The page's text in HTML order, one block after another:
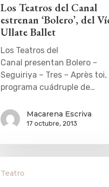
Los Teatros del Canal
estrenan ‘Bolero’, del
Ullate Ballet
Los Teatros del
Canal presentan Bolero –
Seguiriya – Tres – Après toi,
programa cuádruple de…
Macarena Escriva
17 octubre, 2013
Teatro